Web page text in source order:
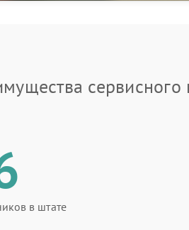
сервисного
в штате